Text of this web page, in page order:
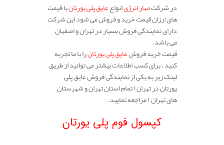
در شرکتمهار انرژیانواععایق پلی یورتانبا قیمت
های ارزان قیمت خرید و فروش می شود این شرکت
دارای نمایندگی فروش بسیار در تهران و اصفهان
می باشد.
قیمت خرید فروشعایق پلی یورتانرا با ما تجربه
کنید ، برای کسب اطلاعات بیشتر می توانید از طریق
لینک زیر به یکی از نمایندگی فروش عایق پلی
یورتان در تهران ( تمام استان تهران و شهرستان
های تهران ) مراجعه نمایید.
کپسول فوم پلی یورتان